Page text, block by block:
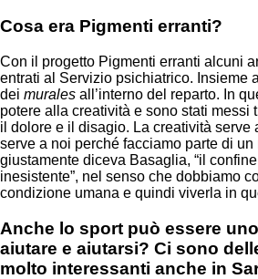
Cosa era Pigmenti erranti?
Con il progetto Pigmenti erranti alcuni
entrati al Servizio psichiatrico. Insieme
dei murales all’interno del reparto. In
potere alla creatività e sono stati messi
il dolore e il disagio. La creatività serve
serve a noi perché facciamo parte di
giustamente diceva Basaglia, “il
inesistente”, nel senso che dobbiamo
condizione umana e quindi viverla in
Anche lo sport può essere
aiutare e aiutarsi? Ci sono
molto interessanti anche in